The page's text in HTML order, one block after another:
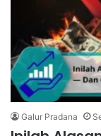
Galur Pradana